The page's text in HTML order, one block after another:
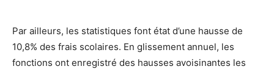
Par ailleurs, les statistiques font état d’une hausse de
10,8% des frais scolaires. En glissement annuel, les
fonctions ont enregistré des hausses avoisinantes les